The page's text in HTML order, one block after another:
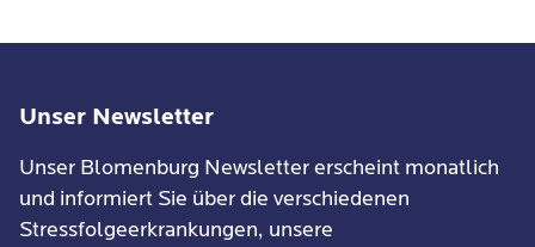
Unser Newsletter
Unser Blomenburg Newsletter erscheint monatlich
und informiert Sie über die verschiedenen
Stressfolgeerkrankungen, unsere